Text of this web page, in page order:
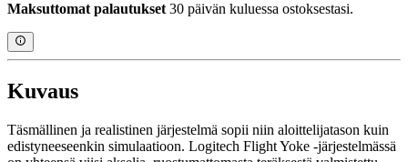
Maksuttomat palautukset 30 päivän kuluessa ostoksestasi.
Kuvaus
Täsmällinen ja realistinen järjestelmä sopii niin aloittelijatason kuin
edistyneeseenkin simulaatioon. Logitech Flight Yoke -järjestelmässä